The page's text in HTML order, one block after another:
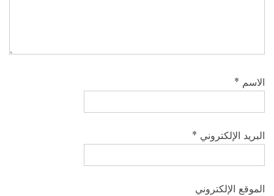
الاسم *
البريد الإلكتروني *
الموقع الإلكتروني